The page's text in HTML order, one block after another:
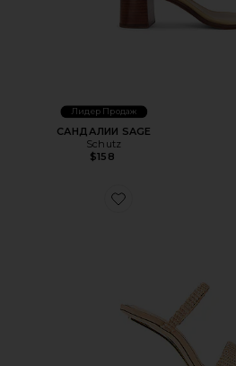
Лидер Продаж
САНДАЛИИ SAGE
Schutz
$158
Favorite САНДАЛИИ